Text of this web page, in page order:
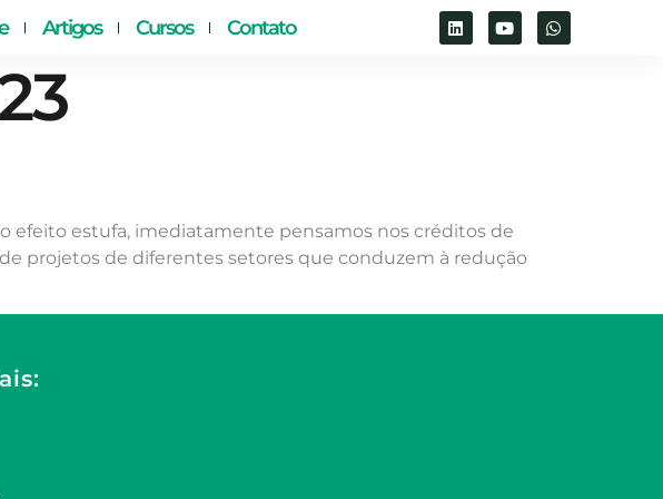
Artigos Cursos Contato
efeito estufa, imediatamente pensamos nos créditos de
projetos de diferentes setores que conduzem à redução